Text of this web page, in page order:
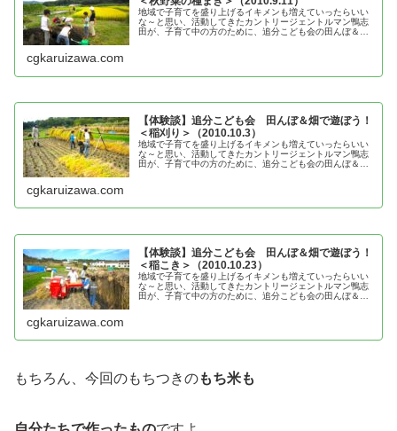
地域で子育てを盛り上げるイキメンも増えていったらいい
な～と思い、活動してきたカントリージェントルマン鴨志
田が、子育て中の方のために、追分こども会の田んぼ＆畑
cgkaruizawa.com
【体験談】追分こども会 田んぼ＆畑で遊ぼう！
＜稲刈り＞（2010.10.3）
地域で子育てを盛り上げるイキメンも増えていったらいい
な～と思い、活動してきたカントリージェントルマン鴨志
田が、子育て中の方のために、追分こども会の田んぼ＆畑
cgkaruizawa.com
【体験談】追分こども会 田んぼ＆畑で遊ぼう！
＜稲こき＞（2010.10.23）
地域で子育てを盛り上げるイキメンも増えていったらいい
な～と思い、活動してきたカントリージェントルマン鴨志
田が、子育て中の方のために、追分こども会の田んぼ＆畑
cgkaruizawa.com
もちろん、今回のもちつきのもち米も